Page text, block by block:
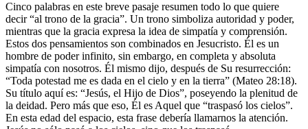
Cinco palabras en este breve pasaje resumen todo lo que quiere
decir “al trono de la gracia”. Un trono simboliza autoridad y poder,
mientras que la gracia expresa la idea de simpatía y comprensión.
Estos dos pensamientos son combinados en Jesucristo. Él es un
hombre de poder infinito, sin embargo, en completa y absoluta
simpatía con nosotros. Él mismo dijo, después de Su resurrección:
“Toda potestad me es dada en el cielo y en la tierra” (Mateo 28:18).
Su título aquí es: “Jesús, el Hijo de Dios”, poseyendo la plenitud de
la deidad. Pero más que eso, Él es Aquel que “traspasó los cielos”.
En esta edad del espacio, esta frase debería llamarnos la atención.